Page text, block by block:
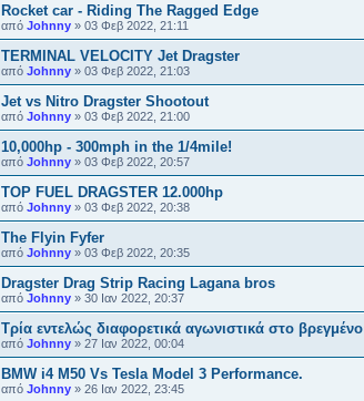
Rocket car - Riding The Ragged Edge
από Johnny » 03 Φεβ 2022, 21:11
TERMINAL VELOCITY Jet Dragster
από Johnny » 03 Φεβ 2022, 21:03
Jet vs Nitro Dragster Shootout
από Johnny » 03 Φεβ 2022, 21:00
10,000hp - 300mph in the 1/4mile!
από Johnny » 03 Φεβ 2022, 20:57
TOP FUEL DRAGSTER 12.000hp
από Johnny » 03 Φεβ 2022, 20:38
The Flyin Fyfer
από Johnny » 03 Φεβ 2022, 20:35
Dragster Drag Strip Racing Lagana bros
από Johnny » 30 Ιαν 2022, 20:37
Τρία εντελώς διαφορετικά αγωνιστικά στο βρεγμένο
από Johnny » 27 Ιαν 2022, 00:04
BMW i4 M50 Vs Tesla Model 3 Performance.
από Johnny » 26 Ιαν 2022, 23:45